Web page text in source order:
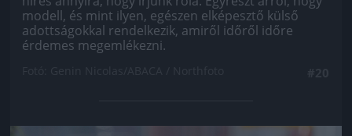
modell, és mint ilyen, egészen elképesztő külső
adottságokkal rendelkezik, amiről időről időre
érdemes megemlékezni.